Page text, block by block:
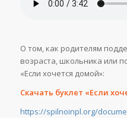
О том, как родителям
возраста, школьника или
«Если хочется домой»:
Скачать буклет «Если
https://spilnoinpl.org/